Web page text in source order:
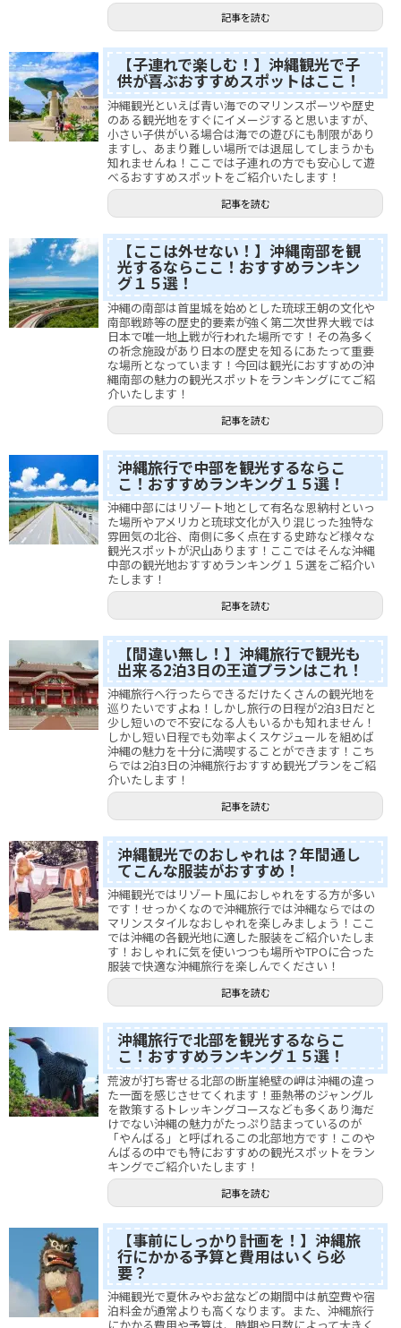
記事を読む
【子連れで楽しむ！】沖縄観光で子
供が喜ぶおすすめスポットはここ！
沖縄観光といえば青い海でのマリンスポーツや歴史
のある観光地をすぐにイメージすると思いますが、
小さい子供がいる場合は海での遊びにも制限があり
ますし、あまり難しい場所では退屈してしまうかも
知れませんね！ここでは子連れの方でも安心して遊
べるおすすめスポットをご紹介いたします！
記事を読む
【ここは外せない！】沖縄南部を観
光するならここ！おすすめランキン
グ１５選！
沖縄の南部は首里城を始めとした琉球王朝の文化や
南部戦跡等の歴史的要素が強く第二次世界大戦では
日本で唯一地上戦が行われた場所です！その為多く
の祈念施設があり日本の歴史を知るにあたって重要
な場所となっています！今回は観光におすすめの沖
縄南部の魅力の観光スポットをランキングにてご紹
介いたします！
記事を読む
沖縄旅行で中部を観光するならこ
こ！おすすめランキング１５選！
沖縄中部にはリゾート地として有名な恩納村といっ
た場所やアメリカと琉球文化が入り混じった独特な
雰囲気の北谷、南側に多く点在する史跡など様々な
観光スポットが沢山あります！ここではそんな沖縄
中部の観光地おすすめランキング１５選をご紹介い
たします！
記事を読む
【間違い無し！】沖縄旅行で観光も
出来る2泊3日の王道プランはこれ！
沖縄旅行へ行ったらできるだけたくさんの観光地を
巡りたいですよね！しかし旅行の日程が2泊3日だと
少し短いので不安になる人もいるかも知れません！
しかし短い日程でも効率よくスケジュールを組めば
沖縄の魅力を十分に満喫することができます！こち
らでは2泊3日の沖縄旅行おすすめ観光プランをご紹
介いたします！
記事を読む
沖縄観光でのおしゃれは？年間通し
てこんな服装がおすすめ！
沖縄観光ではリゾート風におしゃれをする方が多い
です！せっかくなので沖縄旅行では沖縄ならではの
マリンスタイルなおしゃれを楽しみましょう！ここ
では沖縄の各観光地に適した服装をご紹介いたしま
す！おしゃれに気を使いつつも場所やTPOに合った
服装で快適な沖縄旅行を楽しんでください！
記事を読む
沖縄旅行で北部を観光するならこ
こ！おすすめランキング１５選！
荒波が打ち寄せる北部の断崖絶壁の岬は沖縄の違っ
た一面を感じさせてくれます！亜熱帯のジャングル
を散策するトレッキングコースなども多くあり海だ
けでない沖縄の魅力がたっぷり詰まっているのが
「やんばる」と呼ばれるこの北部地方です！このや
んばるの中でも特におすすめの観光スポットをラン
キングでご紹介いたします！
記事を読む
【事前にしっかり計画を！】沖縄旅
行にかかる予算と費用はいくら必
要？
沖縄観光で夏休みやお盆などの期間中は航空費や宿
泊料金が通常よりも高くなります。また、沖縄旅行